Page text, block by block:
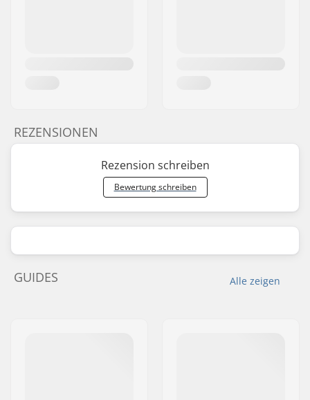
REZENSIONEN
Rezension schreiben
Bewertung schreiben
Alle zeigen
GUIDES